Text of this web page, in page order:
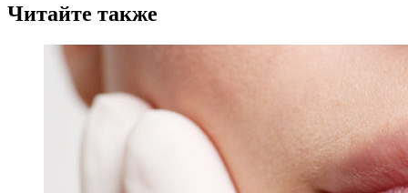
Читайте также